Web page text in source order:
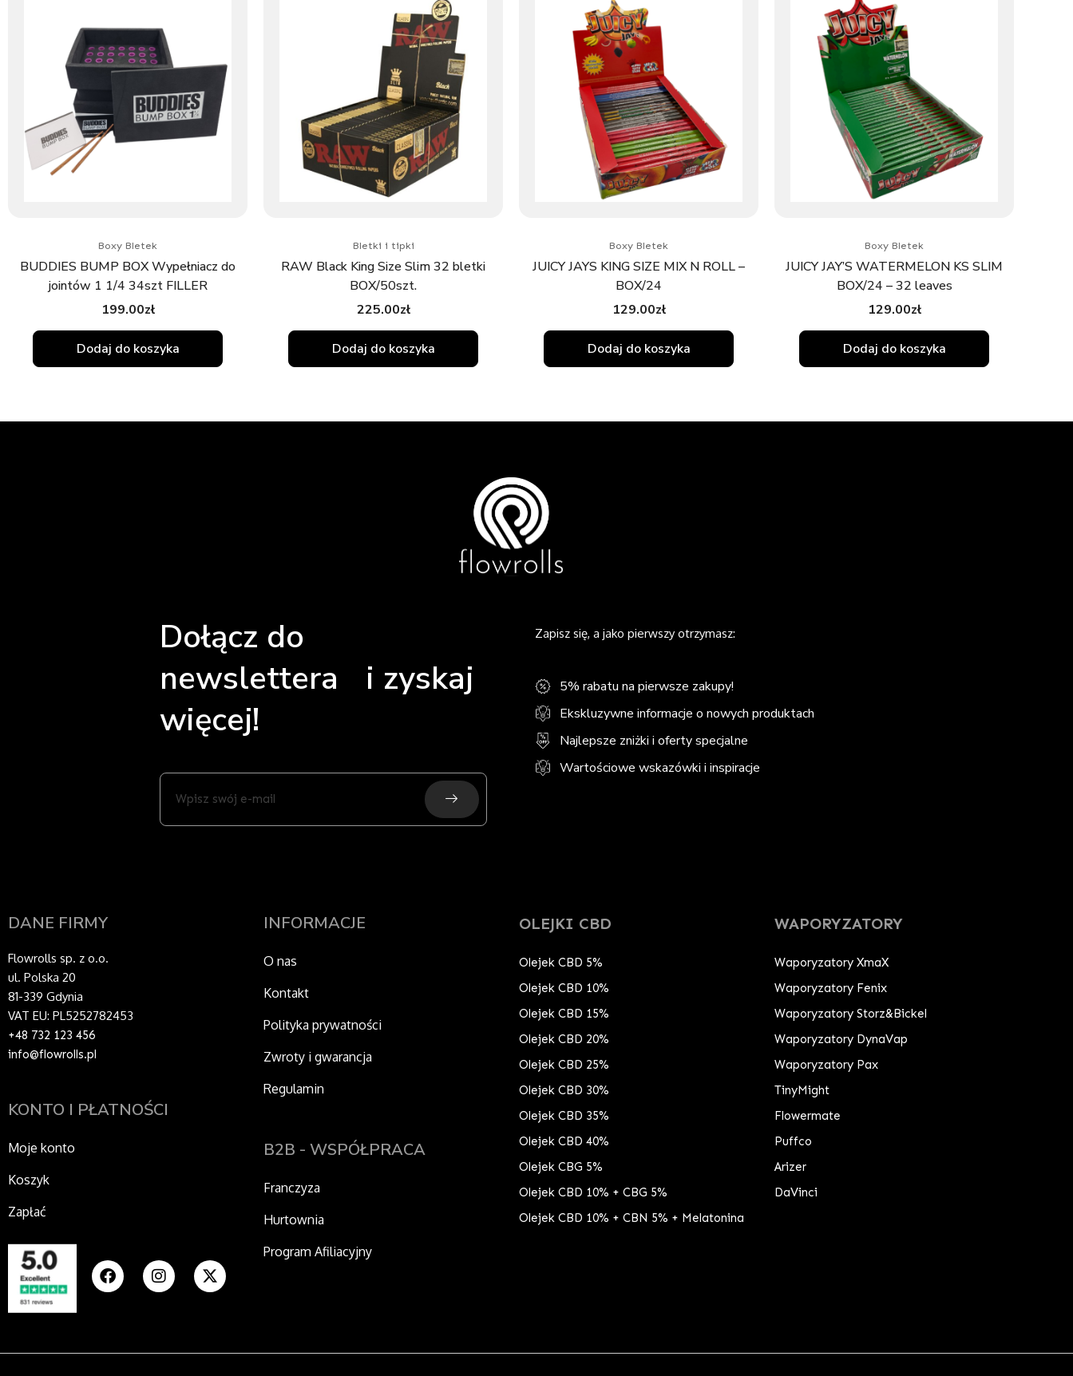
Boxy Bletek
BUDDIES BUMP BOX Wypełniacz do
jointów 1 1/4 34szt FILLER
199.00zł
Dodaj do koszyka
Bletki i tipki
RAW Black King Size Slim 32 bletki
BOX/50szt.
225.00zł
Dodaj do koszyka
Boxy Bletek
JUICY JAYS KING SIZE MIX N ROLL –
BOX/24
129.00zł
Dodaj do koszyka
Boxy Bletek
JUICY JAY’S WATERMELON KS SLIM
BOX/24 – 32 leaves
129.00zł
Dodaj do koszyka
Dołącz do
newslettera i zyskaj
więcej!
swój
e-
Submit
Zapisz się, a jako pierwszy otrzymasz:
5% rabatu na pierwsze zakupy!
Ekskluzywne informacje o nowych produktach
Najlepsze zniżki i oferty specjalne
Wartościowe wskazówki i inspiracje
DANE FIRMY
Flowrolls sp. z o.o.
ul. Polska 20
81-339 Gdynia
VAT EU: PL5252782453
+48 732 123 456
info@flowrolls.pl
KONTO I PŁATNOŚCI
Moje konto
Koszyk
Zapłać
F
a
I
n
X
-
INFORMACJE
O nas
Kontakt
Polityka prywatności
Zwroty i gwarancja
Regulamin
B2B - WSPÓŁPRACA
Franczyza
Hurtownia
Program Afiliacyjny
OLEJKI CBD
Olejek CBD 5%
Olejek CBD 10%
Olejek CBD 15%
Olejek CBD 20%
Olejek CBD 25%
Olejek CBD 30%
Olejek CBD 35%
Olejek CBD 40%
Olejek CBG 5%
Olejek CBD 10% + CBG 5%
Olejek CBD 10% + CBN 5% + Melatonina
WAPORYZATORY
Waporyzatory XmaX
Waporyzatory Fenix
Waporyzatory Storz&Bickel
Waporyzatory DynaVap
Waporyzatory Pax
TinyMight
Flowermate
Puffco
Arizer
DaVinci